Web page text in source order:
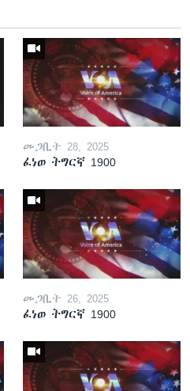
መጋቢት 28, 2025
ፈነወ ትግርኛ 1900
መጋቢት 26, 2025
ፈነወ ትግርኛ 1900